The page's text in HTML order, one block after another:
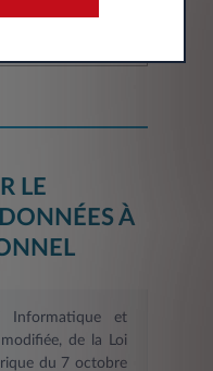
LE
À
Informatique et
de la Loi
du 7 octobre